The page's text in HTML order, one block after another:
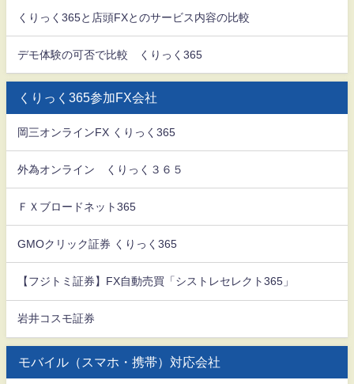
くりっく365と店頭FXとのサービス内容の比較
デモ体験の可否で比較 くりっく365
くりっく365参加FX会社
岡三オンラインFX くりっく365
外為オンライン くりっく３６５
ＦＸブロードネット365
GMOクリック証券 くりっく365
【フジトミ証券】FX自動売買「シストレセレクト365」
岩井コスモ証券
モバイル（スマホ・携帯）対応会社